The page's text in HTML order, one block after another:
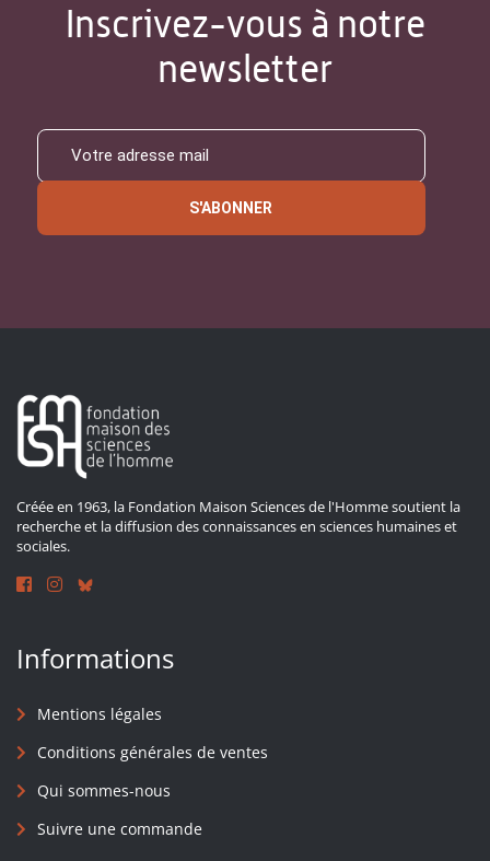
Inscrivez-vous à notre
newsletter
S'ABONNER
Créée en 1963, la Fondation Maison Sciences de l'Homme soutient la
recherche et la diffusion des connaissances en sciences humaines et
sociales.
Informations
Mentions légales
Conditions générales de ventes
Qui sommes-nous
Suivre une commande